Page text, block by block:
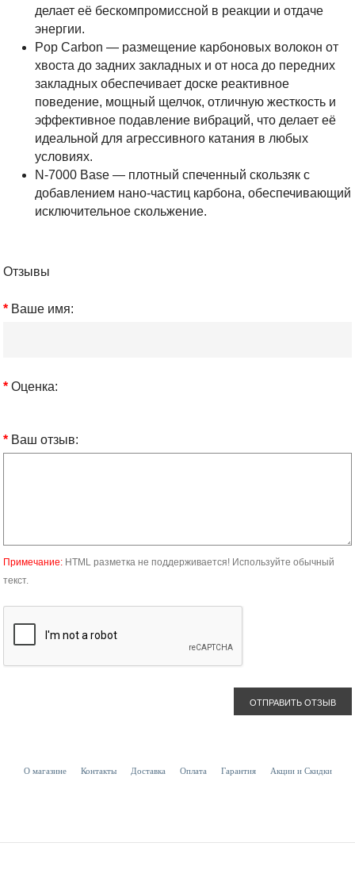
делает её бескомпромиссной в реакции и отдаче
энергии.
Pop Carbon — размещение карбоновых волокон от
хвоста до задних закладных и от носа до передних
закладных обеспечивает доске реактивное
поведение, мощный щелчок, отличную жесткость и
эффективное подавление вибраций, что делает её
идеальной для агрессивного катания в любых
условиях.
N-7000 Base — плотный спеченный скользяк с
добавлением нано-частиц карбона, обеспечивающий
исключительное скольжение.
Отзывы
Ваше имя:
Оценка:
Ваш отзыв:
Примечание: HTML разметка не поддерживается! Используйте обычный
текст.
ОТПРАВИТЬ ОТЗЫВ
О магазине Контакты Доставка Оплата Гарантия Акции и Скидки